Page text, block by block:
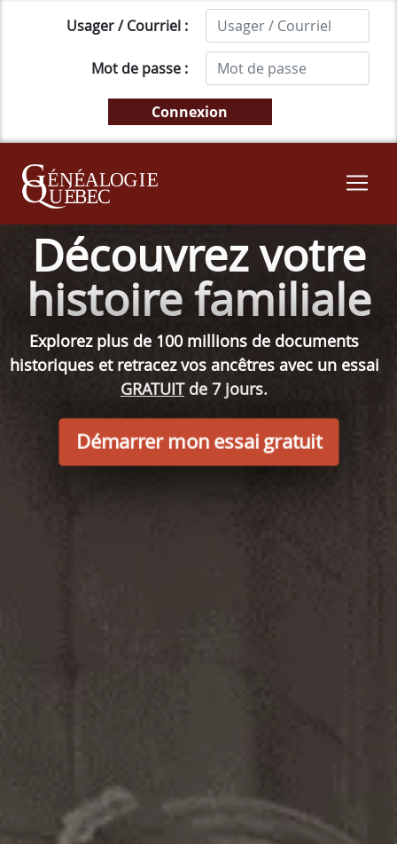
Usager / Courriel :
Mot de passe :
Découvrez votre
histoire familiale
Explorez plus de 100 millions de documents
historiques et retracez vos ancêtres avec un essai
GRATUITde 7 jours.
Démarrer mon essai gratuit